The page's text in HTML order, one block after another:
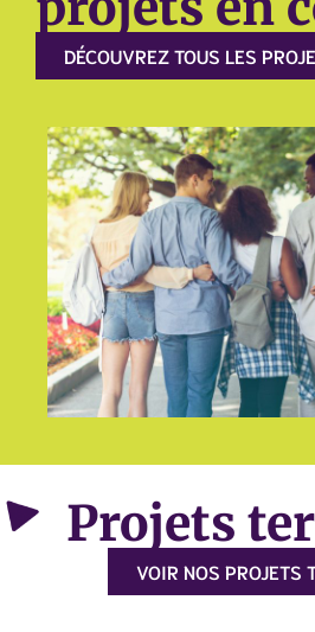
DÉCOUVREZ TOUS LES
Projets
VOIR NOS PROJETS